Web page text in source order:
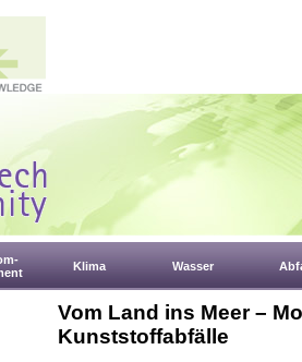
Klima Wasser
Vom Land ins Meer –
Kunststoffabfälle